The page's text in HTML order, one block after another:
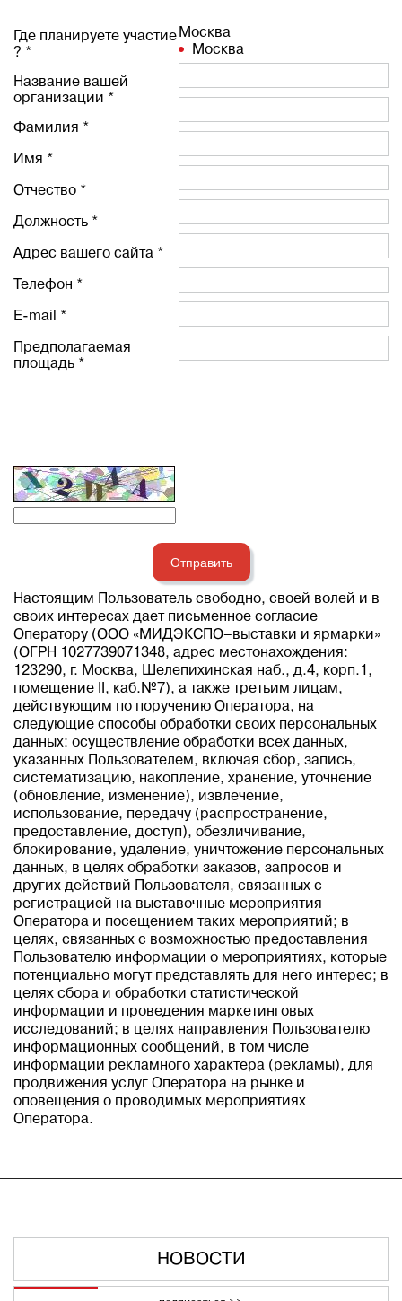
Где планируете участие
? *
Название вашей
организации *
Фамилия *
Имя *
Отчество *
Должность *
Адрес вашего сайта *
Телефон *
E-mail *
Предполагаемая
площадь *
Москва
Москва
Отправить
Настоящим Пользователь свободно, своей волей и в
своих интересах дает письменное согласие
Оператору (ООО «МИДЭКСПО–выставки и ярмарки»
(ОГРН 1027739071348, адрес местонахождения:
123290, г. Москва, Шелепихинская наб., д.4, корп.1,
помещение II, каб.№7), а также третьим лицам,
действующим по поручению Оператора, на
следующие способы обработки своих персональных
данных: осуществление обработки всех данных,
указанных Пользователем, включая сбор, запись,
систематизацию, накопление, хранение, уточнение
(обновление, изменение), извлечение,
использование, передачу (распространение,
предоставление, доступ), обезличивание,
блокирование, удаление, уничтожение персональных
данных, в целях обработки заказов, запросов и
других действий Пользователя, связанных с
регистрацией на выставочные мероприятия
Оператора и посещением таких мероприятий; в
целях, связанных с возможностью предоставления
Пользователю информации о мероприятиях, которые
потенциально могут представлять для него интерес; в
целях сбора и обработки статистической
информации и проведения маркетинговых
исследований; в целях направления Пользователю
информационных сообщений, в том числе
информации рекламного характера (рекламы), для
продвижения услуг Оператора на рынке и
оповещения о проводимых мероприятиях
Оператора.
НОВОСТИ